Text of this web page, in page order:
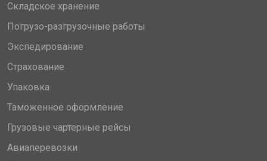
Складское хранение
Погрузо-разгрузочные работы
Экспедирование
Страхование
Упаковка
Таможенное оформление
Грузовые чартерные рейсы
Авиаперевозки